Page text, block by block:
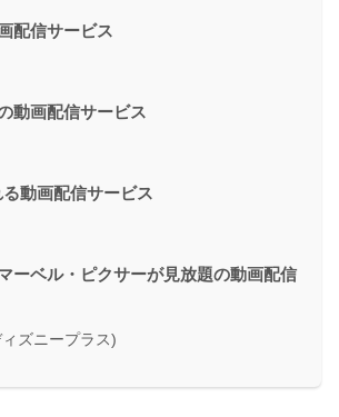
配信サービス
動画配信サービス
動画配信サービス
ーベル・ピクサーが見放題の動画配信
ズニープラス)